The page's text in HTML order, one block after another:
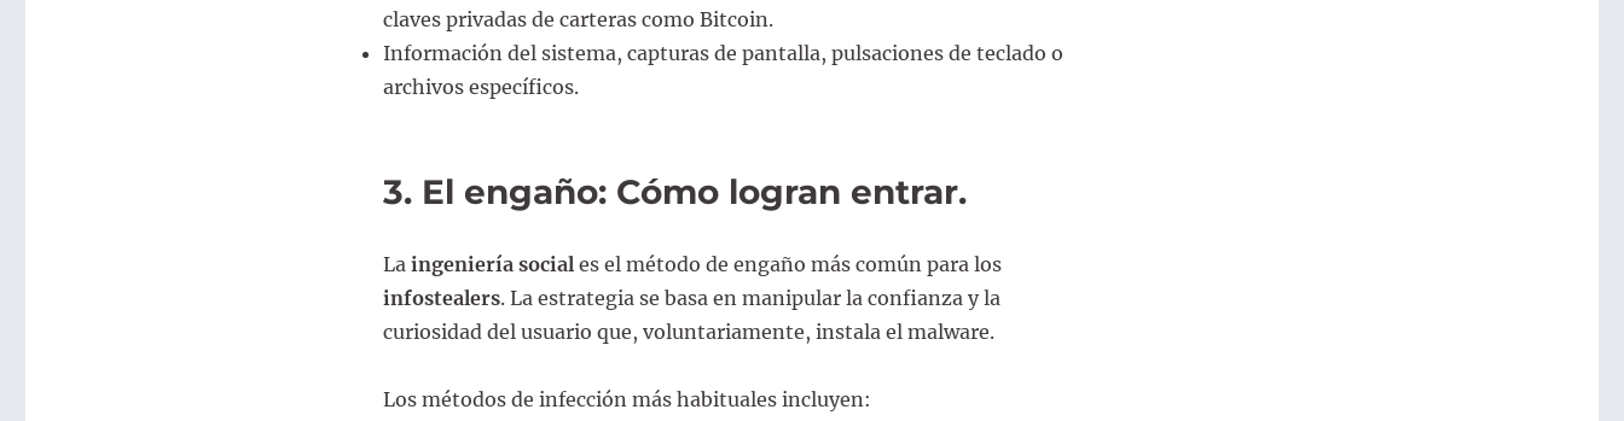
claves privadas de carteras como Bitcoin.
Información del sistema, capturas de pantalla, pulsaciones de teclado o
archivos específicos.
3. El engaño: Cómo logran entrar.
La ingeniería social es el método de engaño más común para los
infostealers. La estrategia se basa en manipular la confianza y la
curiosidad del usuario que, voluntariamente, instala el malware.
Los métodos de infección más habituales incluyen: